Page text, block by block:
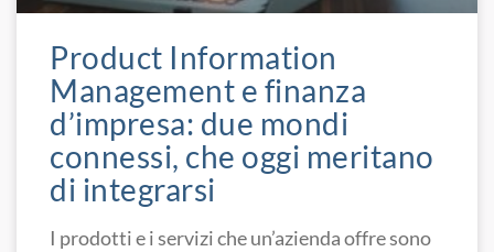
Product Information
Management e finanza
d’impresa: due mondi
connessi, che oggi meritano
di integrarsi
I prodotti e i servizi che un’azienda offre sono